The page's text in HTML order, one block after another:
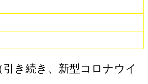
引き続き、新型コロナウイ